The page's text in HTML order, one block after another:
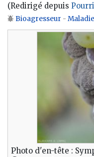
(Redirigé depuis
Aller à :navigation,
Bioagresseur -
Photo d'en-tête :